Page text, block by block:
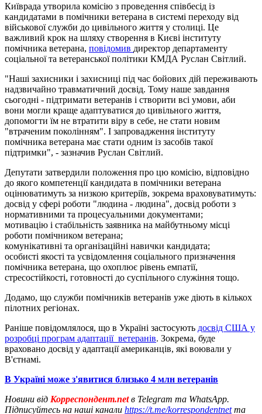
Київрада утворила комісію з проведення співбесід із
кандидатами в помічники ветерана в системі переходу від
військової служби до цивільного життя у столиці. Це
важливий крок на шляху створення в Києві інституту
помічника ветерана, повідомив директор департаменту
соціальної та ветеранської політики КМДА Руслан Світлий.
"Наші захисники і захисниці під час бойових дій переживають
надзвичайно травматичний досвід. Тому наше завдання
сьогодні - підтримати ветеранів і створити всі умови, аби
вони могли краще адаптуватися до цивільного життя,
допомогти їм не втратити віру в себе, не стати новим
"втраченим поколінням". І запровадження інституту
помічника ветерана має стати одним із засобів такої
підтримки", - зазначив Руслан Світлий.
Депутати затвердили положення про цю комісію, відповідно
до якого компетенції кандидата в помічники ветерана
оцінюватимуть за низкою критеріїв, зокрема враховуватимуть:
досвід у сфері роботи "людина - людина", досвід роботи з
нормативними та процесуальними документами;
мотивацію і стабільність заявника на майбутньому місці
роботи помічником ветерана;
комунікативні та організаційні навички кандидата;
особисті якості та усвідомлення соціального призначення
помічника ветерана, що охоплює рівень емпатії,
стресостійкості, готовності до суспільного служіння тощо.
Додамо, що служби помічників ветеранів уже діють в кількох
пілотних регіонах.
Раніше повідомлялося, що в Україні застосують досвід США у
розробці програм адаптації ветеранів. Зокрема, буде
враховано досвід у адаптації американців, які воювали у
В'єтнамі.
В Україні може з'явитися близько 4 млн ветеранів
Новини від Корреспондент.netв Telegram та WhatsApp.
Підписуйтесь на наші канали https://t.me/korrespondentnetта